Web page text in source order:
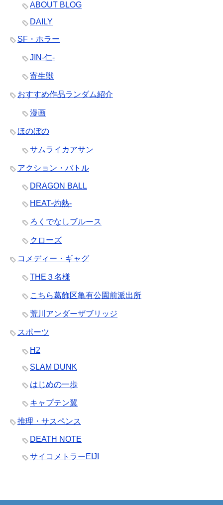
ABOUT BLOG
DAILY
SF・ホラー
JIN-仁-
寄生獣
おすすめ作品ランダム紹介
漫画
ほのぼの
サムライカアサン
アクション・バトル
DRAGON BALL
HEAT-灼熱-
ろくでなしブルース
クローズ
コメディー・ギャグ
THE３名様
こちら葛飾区亀有公園前派出所
荒川アンダーザブリッジ
スポーツ
H2
SLAM DUNK
はじめの一歩
キャプテン翼
推理・サスペンス
DEATH NOTE
サイコメトラーEIJI